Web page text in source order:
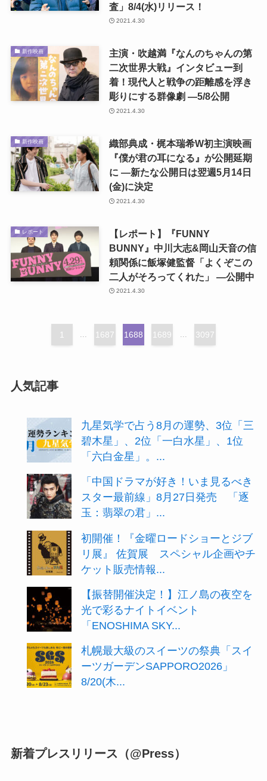
査」8/4(水)リリース！
2021.4.30
新作映画
主演・吹越満『なんのちゃんの第
二次世界大戦』インタビュー到
着！現代人と戦争の距離感を浮き
彫りにする群像劇 ―5/8公開
2021.4.30
新作映画
織部典成・梶本瑞希W初主演映画
『僕が君の耳になる』が公開延期
に ―新たな公開日は翌週5月14日
(金)に決定
2021.4.30
レポート
【レポート】『FUNNY
BUNNY』中川大志&岡山天音の信
頼関係に飯塚健監督「よくぞこの
二人がそろってくれた」 ―公開中
2021.4.30
1 ... 1687 1688 1689 ... 3097
人気記事
九星気学で占う8月の運勢、3位「三
碧木星」、2位「一白水星」、1位
「六白金星」。...
「中国ドラマが好き！いま見るべき
スター最前線」8月27日発売 「逐
玉：翡翠の君」...
初開催！『金曜ロードショーとジブ
リ展』 佐賀展 スペシャル企画やチ
ケット販売情報...
【振替開催決定！】江ノ島の夜空を
光で彩るナイトイベント
「ENOSHIMA SKY...
札幌最大級のスイーツの祭典「スイ
ーツガーデンSAPPORO2026」
8/20(木...
新着プレスリリース（@Press）